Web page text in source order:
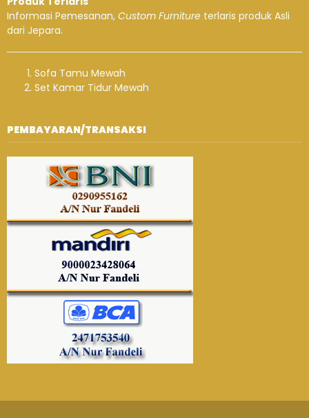
Informasi Pemesanan, Custom Furniture terlaris produk Asli
dari Jepara.
Sofa Tamu Mewah
Set Kamar Tidur Mewah
PEMBAYARAN/TRANSAKSI